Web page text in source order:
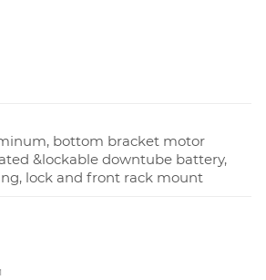
bottom bracket motor
&lockable downtube battery,
lock and front rack mount